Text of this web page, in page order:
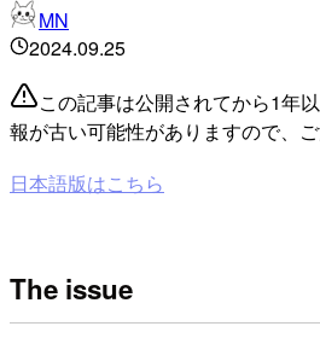
MN
2024.09.25
この記事は公開されてから1年
報が古い可能性がありますので、ご
日本語版はこちら
The issue